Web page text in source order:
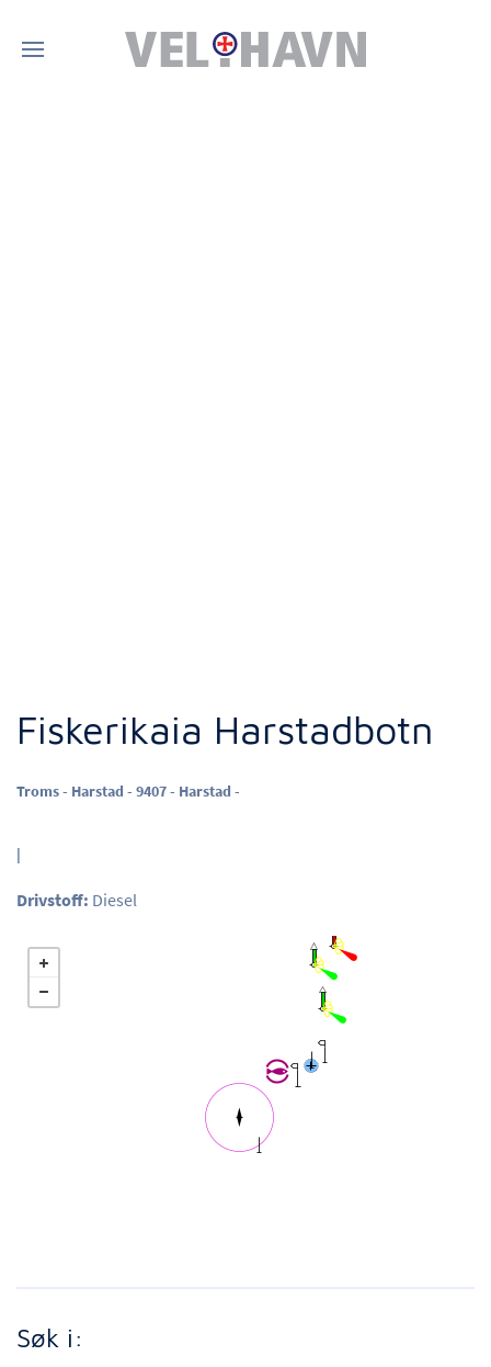
Fiskerikaia Harstadbotn
Troms - Harstad - 9407 - Harstad -
|
Drivstoff: Diesel
Søk i: